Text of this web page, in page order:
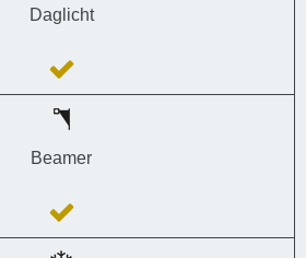
Daglicht
Beamer